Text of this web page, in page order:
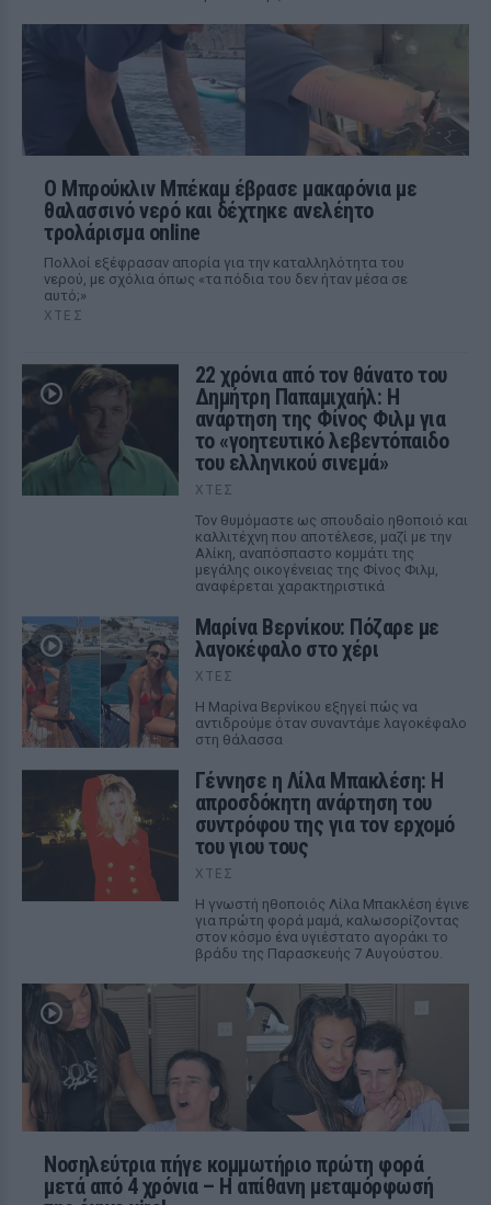
Ο Μπρούκλιν Μπέκαμ έβρασε μακαρόνια με
θαλασσινό νερό και δέχτηκε ανελέητο
τρολάρισμα online
Πολλοί εξέφρασαν απορία για την καταλληλότητα του
νερού, με σχόλια όπως «τα πόδια του δεν ήταν μέσα σε
αυτό;»
ΧΤΕΣ
22 χρόνια από τον θάνατο του
Δημήτρη Παπαμιχαήλ: Η
ανάρτηση της Φίνος Φιλμ για
το «γοητευτικό λεβεντόπαιδο
του ελληνικού σινεμά»
ΧΤΕΣ
Τον θυμόμαστε ως σπουδαίο ηθοποιό και
καλλιτέχνη που αποτέλεσε, μαζί με την
Αλίκη, αναπόσπαστο κομμάτι της
μεγάλης οικογένειας της Φίνος Φιλμ,
αναφέρεται χαρακτηριστικά
Μαρίνα Βερνίκου: Πόζαρε με
λαγοκέφαλο στο χέρι
ΧΤΕΣ
Η Μαρίνα Βερνίκου εξηγεί πώς να
αντιδρούμε όταν συναντάμε λαγοκέφαλο
στη θάλασσα
Γέννησε η Λίλα Μπακλέση: Η
απροσδόκητη ανάρτηση του
συντρόφου της για τον ερχομό
του γιου τους
ΧΤΕΣ
Η γνωστή ηθοποιός Λίλα Μπακλέση έγινε
για πρώτη φορά μαμά, καλωσορίζοντας
στον κόσμο ένα υγιέστατο αγοράκι το
βράδυ της Παρασκευής 7 Αυγούστου.
Νοσηλεύτρια πήγε κομμωτήριο πρώτη φορά
μετά από 4 χρόνια – Η απίθανη μεταμόρφωσή